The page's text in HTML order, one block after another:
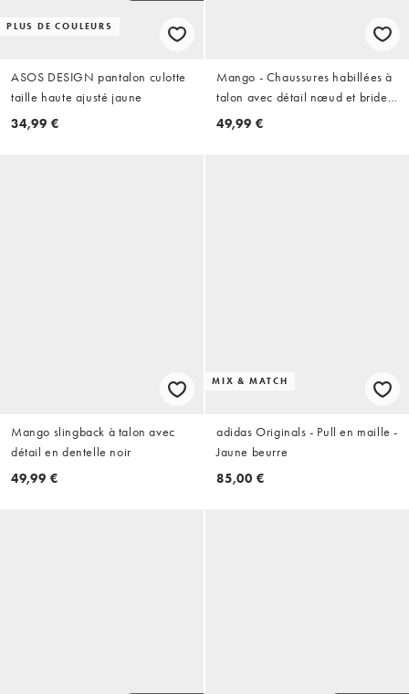
PLUS DE COULEURS
ASOS DESIGN pantalon culotte
taille haute ajusté jaune
34,99 €
Mango - Chaussures habillées à
talon avec détail nœud et bride
arrière - Noir
49,99 €
Mango slingback à talon avec
détail en dentelle noir
49,99 €
MIX & MATCH
adidas Originals - Pull en maille -
Jaune beurre
85,00 €